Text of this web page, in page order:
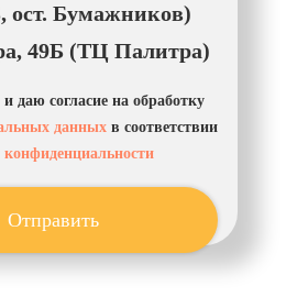
ост. Бумажников)
49Б (ТЦ Палитра)
даю согласие на обработку
данных в соответствии
Отправить